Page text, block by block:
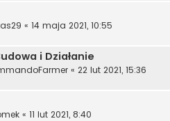
« 14 maja 2021, 10:55
i Działanie
« 22 lut 2021, 15:36
« 11 lut 2021, 8:40